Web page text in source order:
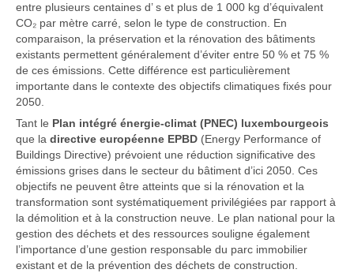
entre plusieurs centaines d’ s et plus de 1 000 kg d’équivalent
CO₂ par mètre carré, selon le type de construction. En
comparaison, la préservation et la rénovation des bâtiments
existants permettent généralement d’éviter entre 50 % et 75 %
de ces émissions. Cette différence est particulièrement
importante dans le contexte des objectifs climatiques fixés pour
2050.
Tant le Plan intégré énergie-climat (PNEC) luxembourgeois
que la directive européenne EPBD (Energy Performance of
Buildings Directive) prévoient une réduction significative des
émissions grises dans le secteur du bâtiment d’ici 2050. Ces
objectifs ne peuvent être atteints que si la rénovation et la
transformation sont systématiquement privilégiées par rapport à
la démolition et à la construction neuve. Le plan national pour la
gestion des déchets et des ressources souligne également
l’importance d’une gestion responsable du parc immobilier
existant et de la prévention des déchets de construction.